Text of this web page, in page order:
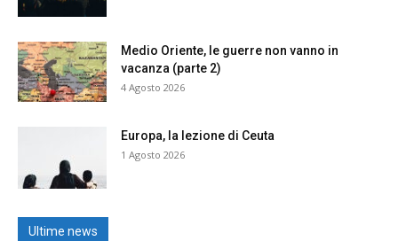
Medio Oriente, le guerre non vanno in
vacanza (parte 2)
4 Agosto 2026
Europa, la lezione di Ceuta
1 Agosto 2026
Ultime news